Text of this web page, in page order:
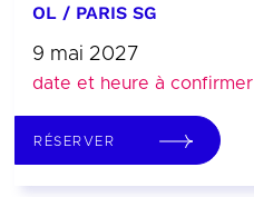
OL / PARIS SG
9 mai 2027
date et heure à confirmer
RÉSERVER